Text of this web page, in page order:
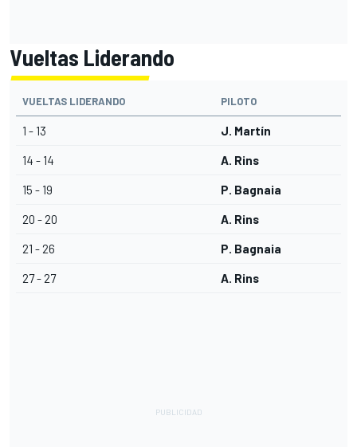
Vueltas Liderando
VUELTAS LIDERANDO PILOTO
1 - 13 J. Martín
14 - 14 A. Rins
15 - 19 P. Bagnaia
20 - 20 A. Rins
21 - 26 P. Bagnaia
27 - 27 A. Rins